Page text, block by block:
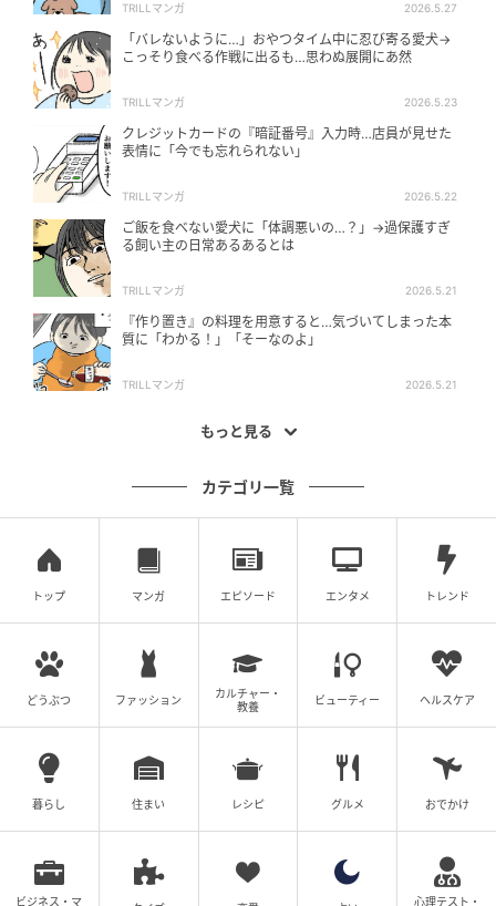
TRILLマンガ 2026.5.27
「バレないように…」おやつタイム中に忍び寄る愛犬→
こっそり食べる作戦に出るも…思わぬ展開にあ然
TRILLマンガ 2026.5.23
クレジットカードの『暗証番号』入力時…店員が見せた
表情に「今でも忘れられない」
TRILLマンガ 2026.5.22
ご飯を食べない愛犬に「体調悪いの…？」→過保護すぎ
る飼い主の日常あるあるとは
TRILLマンガ 2026.5.21
『作り置き』の料理を用意すると…気づいてしまった本
質に「わかる！」「そーなのよ」
TRILLマンガ 2026.5.21
もっと見る
カテゴリ一覧
トップ マンガ エピソード エンタメ トレンド
どうぶつ ファッション
カルチャー・
教養
ビューティー ヘルスケア
暮らし 住まい レシピ グルメ おでかけ
ビジネス・マ 心理テスト・